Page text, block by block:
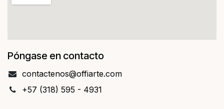
Póngase en contacto
contact​​enos@offiarte.com
+57 (318) 595 - 4931